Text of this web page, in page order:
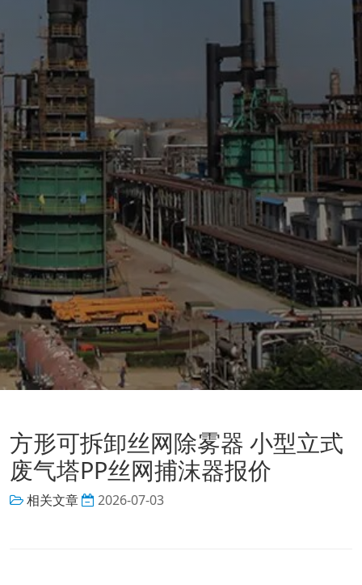
方形可拆卸丝网除雾器 小型立式
废气塔PP丝网捕沫器报价
相关文章 2026-07-03